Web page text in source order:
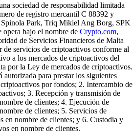
sociedad de responsabilidad limitada
de registro mercantil C 88392 y
Park, Triq Mikiel Ang Borg, SPK
opera bajo el nombre de Crypto.com,
de Servicios Financieros de Malta
de servicios de criptoactivos conforme al
a los mercados de criptoactivos del
por la Ley de mercados de criptoactivos.
para prestar los siguientes
por fondos; 2. Intercambio de
3. Recepción y transmisión de
de clientes; 4. Ejecución de
de clientes; 5. Servicios de
en nombre de clientes; y 6. Custodia y
en nombre de clientes.